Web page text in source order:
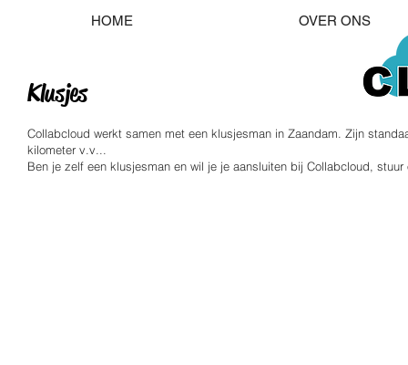
HOME OVER ONS
Klusjes
Collabcloud werkt samen met een klusjesman in Zaandam. Zijn
kilometer v.v...
Ben je zelf een klusjesman en wil je je aansluiten bij Collabcloud,